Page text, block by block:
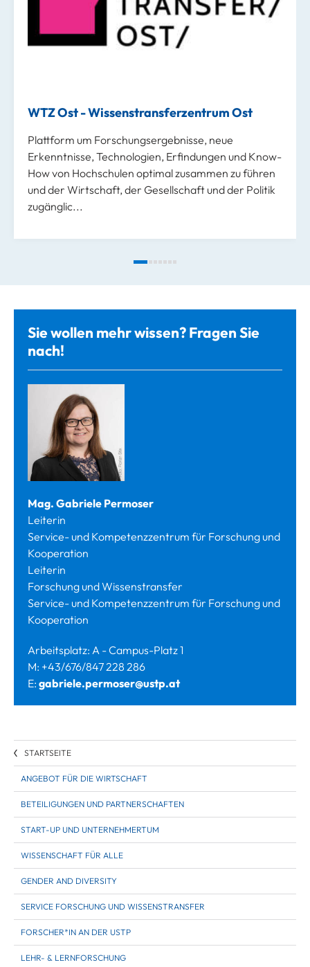
WTZ Ost - Wissenstransferzentrum Ost
Plattform um Forschungsergebnisse, neue
Erkenntnisse, Technologien, Erfindungen und Know-
How von Hochschulen optimal zusammen zu führen
und der Wirtschaft, der Gesellschaft und der Politik
zugänglic...
Sie wollen mehr wissen? Fragen Sie
nach!
Mag. Gabriele Permoser
Leiterin
Service- und Kompetenzzentrum für Forschung und
Kooperation
Leiterin
Forschung und Wissenstransfer
Service- und Kompetenzzentrum für Forschung und
Kooperation
Arbeitsplatz: A - Campus-Platz 1
M: +43/676/847 228 286
E: gabriele.permoser@ustp.at
STARTSEITE
ANGEBOT FÜR DIE WIRTSCHAFT
BETEILIGUNGEN UND PARTNERSCHAFTEN
START-UP UND UNTERNEHMERTUM
WISSENSCHAFT FÜR ALLE
GENDER AND DIVERSITY
SERVICE FORSCHUNG UND WISSENSTRANSFER
FORSCHER*IN AN DER USTP
LEHR- & LERNFORSCHUNG